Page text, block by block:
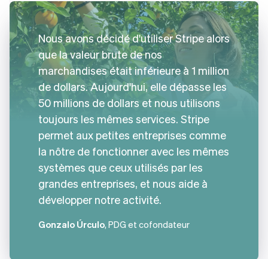
Nous avons décidé d'utiliser Stripe alors
que la valeur brute de nos
marchandises était inférieure à 1 million
de dollars. Aujourd'hui, elle dépasse les
50 millions de dollars et nous utilisons
toujours les mêmes services. Stripe
permet aux petites entreprises comme
la nôtre de fonctionner avec les mêmes
systèmes que ceux utilisés par les
grandes entreprises, et nous aide à
développer notre activité.
Gonzalo Úrculo, PDG et cofondateur